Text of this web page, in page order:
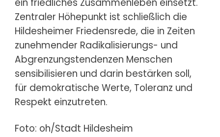
ein friedliches Zusammenleben einsetzt.
Zentraler Höhepunkt ist schließlich die
Hildesheimer Friedensrede, die in Zeiten
zunehmender Radikalisierungs- und
Abgrenzungstendenzen Menschen
sensibilisieren und darin bestärken soll,
für demokratische Werte, Toleranz und
Respekt einzutreten.
Foto: oh/Stadt Hildesheim